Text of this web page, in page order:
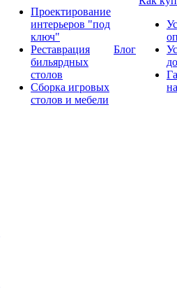
Проектирование
интерьеров "под
ключ"
Реставрация
бильярдных
столов
Сборка игровых
столов и мебели
Блог